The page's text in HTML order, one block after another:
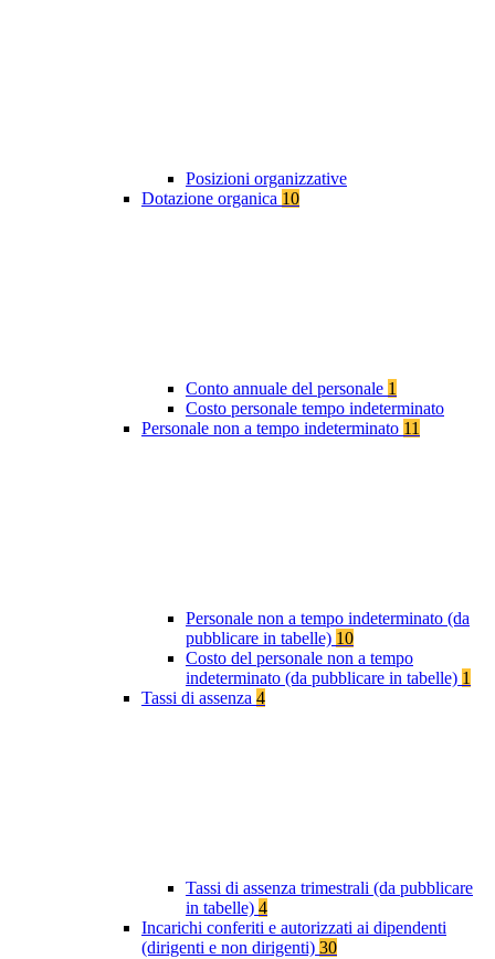
Posizioni organizzative
Dotazione organica 10
Conto annuale del personale 1
Costo personale tempo indeterminato
Personale non a tempo indeterminato 11
Personale non a tempo indeterminato (da
pubblicare in tabelle) 10
Costo del personale non a tempo
indeterminato (da pubblicare in tabelle) 1
Tassi di assenza 4
Tassi di assenza trimestrali (da pubblicare
in tabelle) 4
Incarichi conferiti e autorizzati ai dipendenti
(dirigenti e non dirigenti) 30